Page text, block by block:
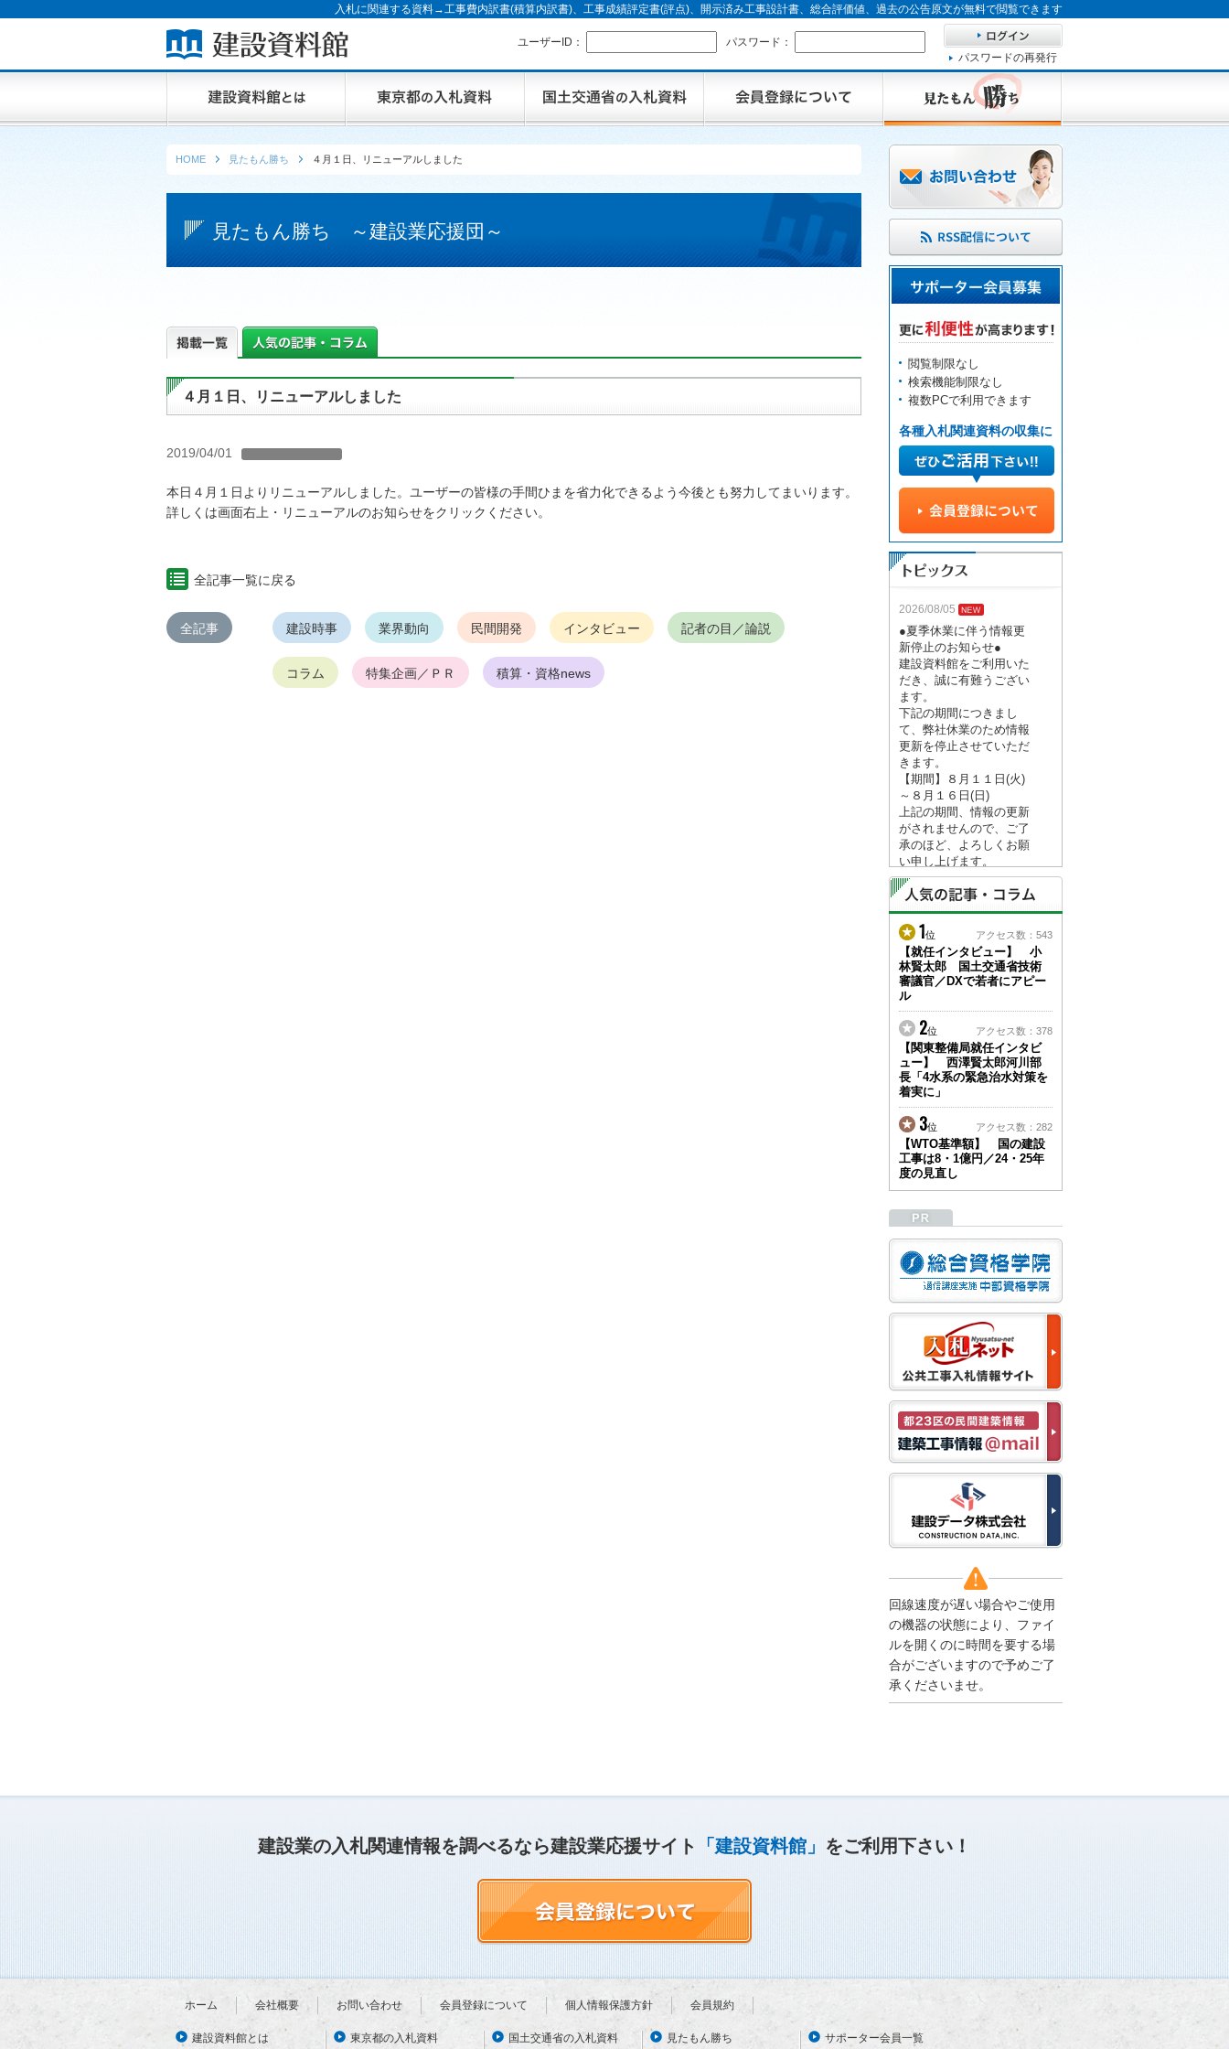
入札に関連する資料→工事費内訳書(積算内訳書)、工事成績評定書(評点)、開示済み工事設計書、総合評価値、過去の公告原文が無料で閲覧できます
ユーザーID：
パスワード：
パスワードの再発行
HOME 見たもん勝ち ４月１日、リニューアルしました
見たもん勝ち ～建設業応援団～
４月１日、リニューアルしました
2019/04/01
本日４月１日よりリニューアルしました。ユーザーの皆様の手間ひまを省力化できるよう今後とも努力してまいります。
詳しくは画面右上・リニューアルのお知らせをクリックください。
全記事一覧に戻る
全記事 建設時事 業界動向 民間開発 インタビュー 記者の目／論説
コラム 特集企画／ＰＲ 積算・資格news
閲覧制限なし
検索機能制限なし
複数PCで利用できます
各種入札関連資料の収集に
2026/08/05
●夏季休業に伴う情報更
新停止のお知らせ●
建設資料館をご利用いた
だき、誠に有難うござい
ます。
下記の期間につきまし
て、弊社休業のため情報
更新を停止させていただ
きます。
【期間】８月１１日(火)
～８月１６日(日)
上記の期間、情報の更新
がされませんので、ご了
承のほど、よろしくお願
い申し上げます。
なお、情報は８月１７日
(月)より登録されます。
2026/04/23
●ゴールデンウィークに
伴う情報更新停止のお知
らせ(05/02～05/10)●
ユーザー各位
建設資料館をご利用いた
だき、誠に有難うござい
ます。
下記の期間につきまし
て、弊社休業のため情報
更新を停止させていただ
きます。
【期間】５月２日(土)～
５月１０日(日)
上記の期間、情報の更新
がされませんので、ご了
い申し上げます。
から通常通り運営いたし
ます。
2025/12/22
●年末年始に伴う情報更
新停止のお知らせ●
建設資料館をご利用いた
だき、誠に有難うござい
ます。
下記の期間につきまし
て、弊社休業のため情報
更新を停止させていただ
きます。
【期間】１２月２７日
(土)～１月４日(日)
上記の期間、情報の更新
がされませんので、ご了
承のほど、よろしくお願
なお、情報は１月５日
(月)より登録されます。
2025/08/04
●夏季休業に伴う情報更
新停止のお知らせ●
建設資料館をご利用いた
だき、誠に有難うござい
がされませんので、ご了
承のほど、よろしくお願
伴う情報更新停止のお知
らせ(04/26～04/29、05/0
ユーザー各位
1位 アクセス数：543
【就任インタビュー】 小
林賢太郎 国土交通省技術
審議官／DXで若者にアピー
ル
2位 アクセス数：378
【関東整備局就任インタビ
ュー】 西澤賢太郎河川部
長「4水系の緊急治水対策を
着実に」
3位 アクセス数：282
【WTO基準額】 国の建設
工事は8・1億円／24・25年
度の見直し
回線速度が遅い場合やご使用
の機器の状態により、ファイ
ルを開くのに時間を要する場
合がございますので予めご了
承くださいませ。
建設業の入札関連情報を調べるなら建設業応援サイト 「建設資料館」 をご利用下さい！
ホーム 会社概要 お問い合わせ 会員登録について 個人情報保護方針 会員規約
建設資料館とは 東京都の入札資料 国土交通省の入札資料 見たもん勝ち サポーター会員一覧